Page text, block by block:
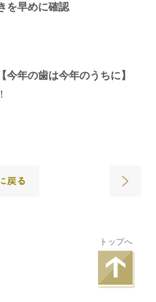
を早めに確認
【今年の歯は今年のうちに】
トップへ